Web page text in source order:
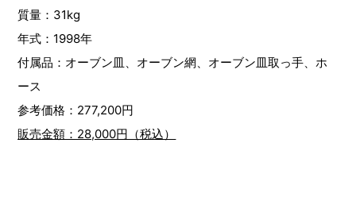
質量：31kg
年式：1998年
付属品：オーブン皿、オーブン網、オーブン皿取っ手、ホ
ース
参考価格：277,200円
販売金額：28,000円（税込）